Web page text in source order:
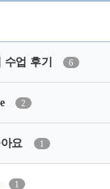
수업 후기 6
2
요 1
1